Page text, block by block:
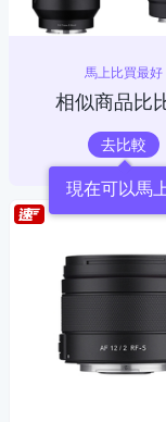
馬上比買最好
相似商品比
去比較
現在可以馬